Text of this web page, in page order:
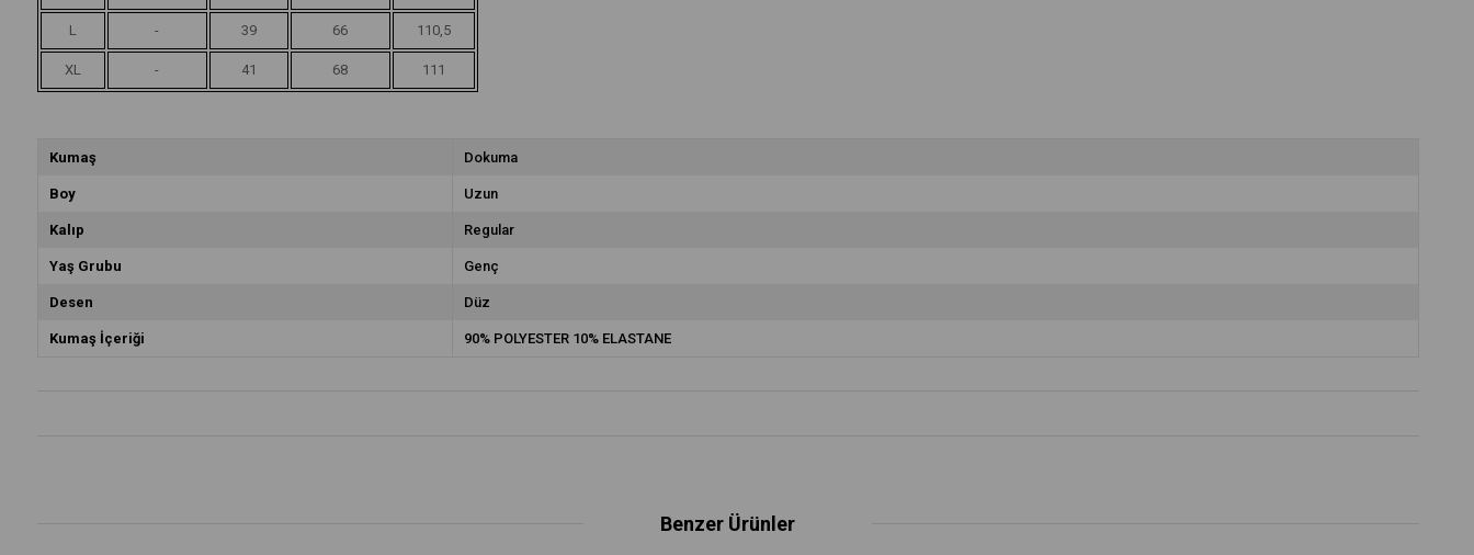
L - 39 66 110,5
XL - 41 68 111
Kumaş Dokuma
Boy Uzun
Kalıp Regular
Yaş Grubu Genç
Desen Düz
Kumaş İçeriği 90% POLYESTER 10% ELASTANE
Benzer Ürünler